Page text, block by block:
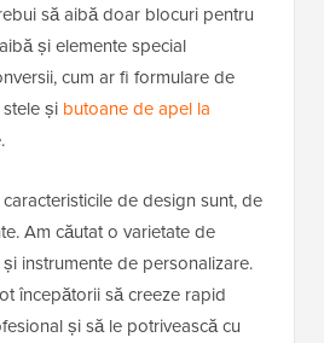
să aibă doar blocuri pentru
și elemente special
cum ar fi formulare de
și butoane de apel la
de design sunt, de
Am căutat o varietate de
instrumente de personalizare.
începătorii să creeze rapid
și să le potrivească cu